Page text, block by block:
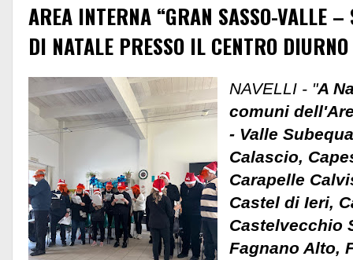
AREA INTERNA “GRAN SASSO-VALLE –
DI NATALE PRESSO IL CENTRO
NAVELLI - "A
comuni
- Valle
Calascio,
Carapelle
Castel di Ieri,
Castelvecchio
Fagnano Alto,